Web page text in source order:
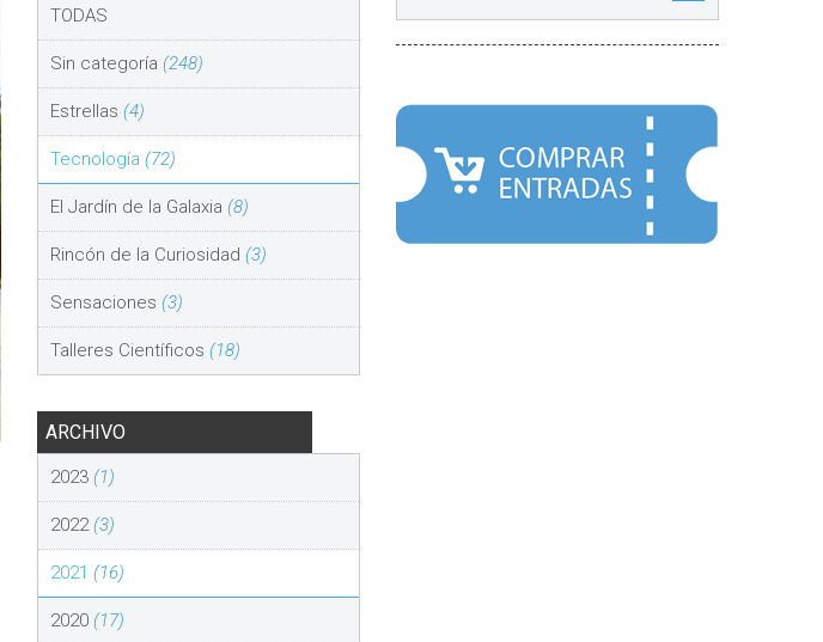
TODAS
Sin categoría (248)
Estrellas (4)
Tecnología (72)
El Jardín de la Galaxia (8)
Rincón de la Curiosidad (3)
Sensaciones (3)
Talleres Científicos (18)
ARCHIVO
2023 (1)
2022(3)
2021 (16)
2020 (17)